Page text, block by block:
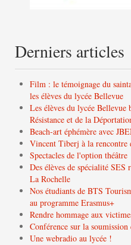
Derniers articles
Film : le témoignage du
les élèves du lycée Bellevue
Les élèves du lycée
Résistance et de la
Beach-art éphémère avec
Vincent Tiberj à la rencontre
Spectacles de l'option théâtre
Des élèves de spécialité SES
La Rochelle
Nos étudiants de BTS
au programme Erasmus+
Rendre hommage aux
Conférence sur la
Une webradio au lycée !